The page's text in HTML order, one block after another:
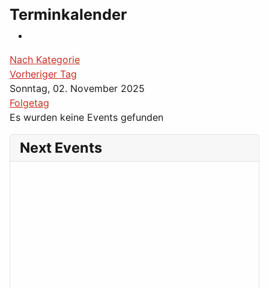
Terminkalender
Nach Kategorie
Vorheriger Tag
Sonntag, 02. November 2025
Folgetag
Es wurden keine Events gefunden
Next Events